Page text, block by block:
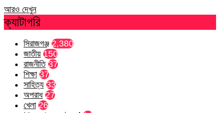
আরও দেখুন
ক্যাটাগরি
সিরাজগঞ্জ 2,380
জাতীয় 150
রাজনীতি 37
শিক্ষা 37
সাহিত্য 33
অপরাধ 27
খেলা 26